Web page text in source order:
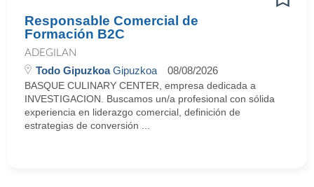
Responsable Comercial de
Formación B2C
ADEGILAN
Todo GipuzkoaGipuzkoa 08/08/2026
BASQUE CULINARY CENTER, empresa dedicada a
INVESTIGACION. Buscamos un/a profesional con sólida
experiencia en liderazgo comercial, definición de
estrategias de conversión ...